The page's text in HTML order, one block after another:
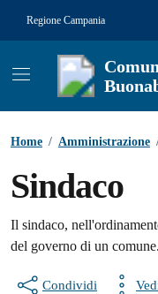
Regione Campania
Home / Amministrazione
Sindaco
Il sindaco,
del governo di un comune.
Condividi